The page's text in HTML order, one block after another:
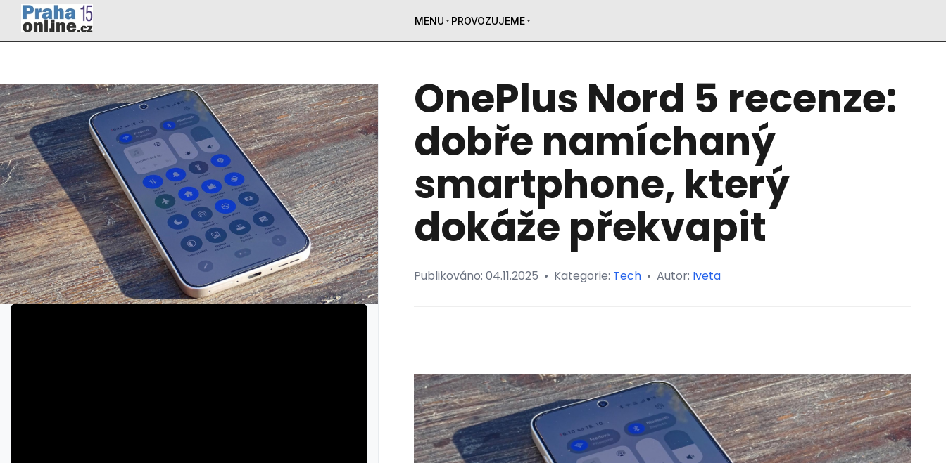
MENU PROVOZUJEME
OnePlus Nord 5 recenze:
dobře namíchaný
smartphone, který
dokáže překvapit
Publikováno: 04.11.2025 • Kategorie: Tech • Autor: Iveta